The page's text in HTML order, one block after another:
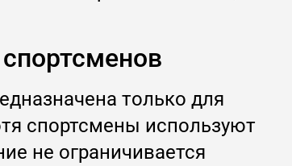
только для
спортсмены используют
не ограничивается